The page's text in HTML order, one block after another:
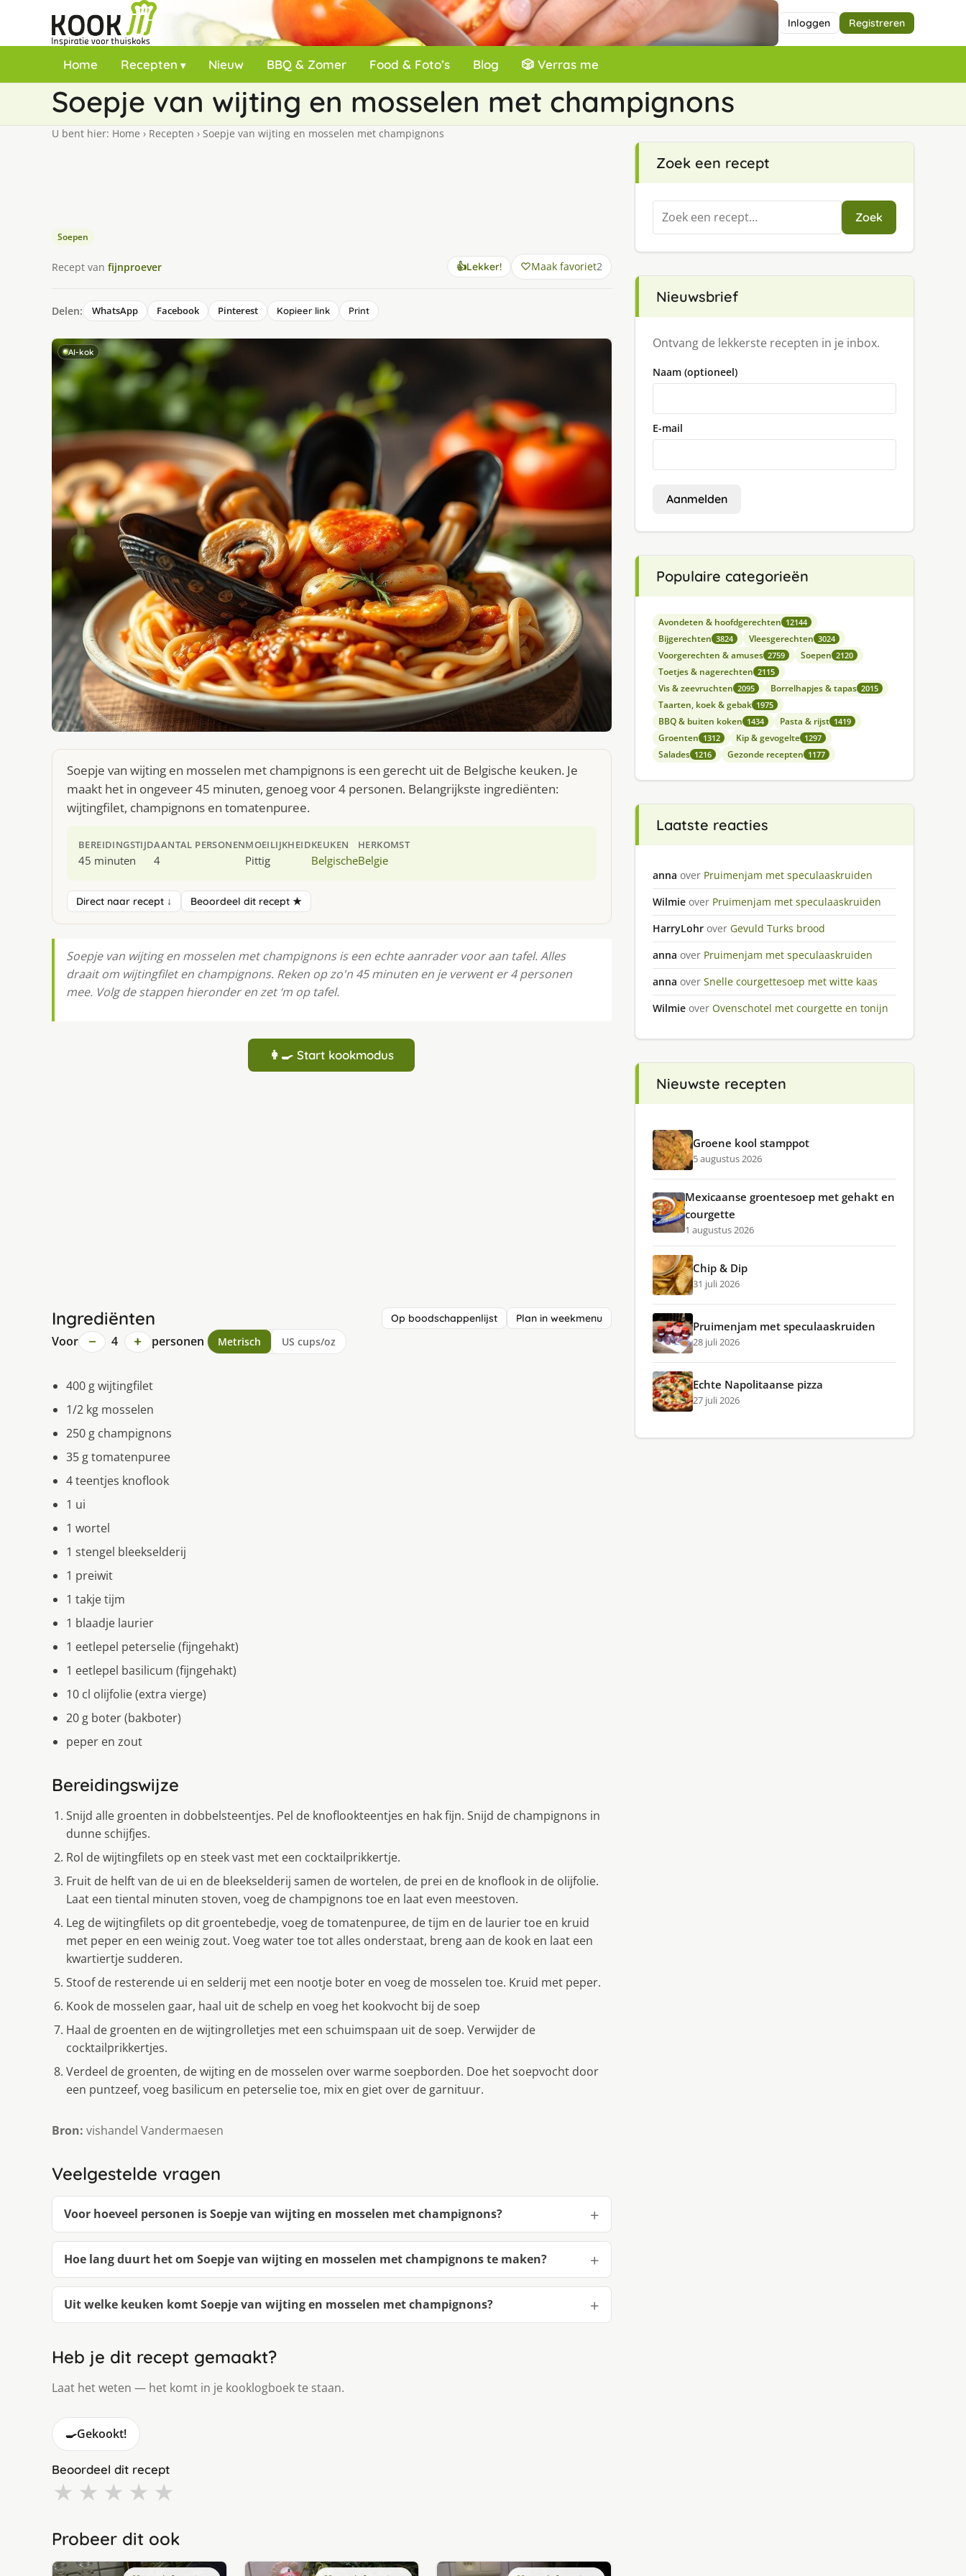
Inloggen Registreren
Home Recepten Nieuw BBQ & Zomer Food & Foto’s Blog 🎲 Verras me
Soepje van wijting en mosselen met champignons
U bent hier: Home › Recepten › Soepje van wijting en mosselen met champignons
Soepen
Recept van fijnproever 👍Lekker! Maak favoriet2
Delen: WhatsApp Facebook Pinterest Kopieer link Print
AI-kok
Soepje van wijting en mosselen met champignons is een gerecht uit de Belgische keuken. Je
maakt het in ongeveer 45 minuten, genoeg voor 4 personen. Belangrijkste ingrediënten:
wijtingfilet, champignons en tomatenpuree.
BEREIDINGSTIJD
45 minuten
AANTAL PERSONEN
4
MOEILIJKHEID
Pittig
KEUKEN
Belgische
HERKOMST
Belgie
Direct naar recept ↓ Beoordeel dit recept ★
Soepje van wijting en mosselen met champignons is een echte aanrader voor aan tafel. Alles
draait om wijtingfilet en champignons. Reken op zo'n 45 minuten en je verwent er 4 personen
mee. Volg de stappen hieronder en zet ‘m op tafel.
👩‍🍳 Start kookmodus
Ingrediënten Op boodschappenlijst Plan in weekmenu
Voor − 4 + personen Metrisch US cups/oz
400 g wijtingfilet
1/2 kg mosselen
250 g champignons
35 g tomatenpuree
4 teentjes knoflook
1 ui
1 wortel
1 stengel bleekselderij
1 preiwit
1 takje tijm
1 blaadje laurier
1 eetlepel peterselie (fijngehakt)
1 eetlepel basilicum (fijngehakt)
10 cl olijfolie (extra vierge)
20 g boter (bakboter)
peper en zout
Bereidingswijze
Snijd alle groenten in dobbelsteentjes. Pel de knoflookteentjes en hak fijn. Snijd de champignons in
dunne schijfjes.
Rol de wijtingfilets op en steek vast met een cocktailprikkertje.
Fruit de helft van de ui en de bleekselderij samen de wortelen, de prei en de knoflook in de olijfolie.
Laat een tiental minuten stoven, voeg de champignons toe en laat even meestoven.
Leg de wijtingfilets op dit groentebedje, voeg de tomatenpuree, de tijm en de laurier toe en kruid
met peper en een weinig zout. Voeg water toe tot alles onderstaat, breng aan de kook en laat een
kwartiertje sudderen.
Stoof de resterende ui en selderij met een nootje boter en voeg de mosselen toe. Kruid met peper.
Kook de mosselen gaar, haal uit de schelp en voeg het kookvocht bij de soep
Haal de groenten en de wijtingrolletjes met een schuimspaan uit de soep. Verwijder de
cocktailprikkertjes.
Verdeel de groenten, de wijting en de mosselen over warme soepborden. Doe het soepvocht door
een puntzeef, voeg basilicum en peterselie toe, mix en giet over de garnituur.
Bron: vishandel Vandermaesen
Veelgestelde vragen
Voor hoeveel personen is Soepje van wijting en mosselen met champignons?
Hoe lang duurt het om Soepje van wijting en mosselen met champignons te maken?
Uit welke keuken komt Soepje van wijting en mosselen met champignons?
Heb je dit recept gemaakt?
Laat het weten — het komt in je kooklogboek te staan.
🍳Gekookt!
Beoordeel dit recept
★ ★ ★ ★ ★
Probeer dit ook
Zoek een recept
Zoeken
naar:
Zoek
Nieuwsbrief
Ontvang de lekkerste recepten in je inbox.
Naam (optioneel)
E-mail
Aanmelden
Populaire categorieën
Avondeten & hoofdgerechten 12144
Bijgerechten 3824 Vleesgerechten 3024
Voorgerechten & amuses 2759 Soepen 2120
Toetjes & nagerechten 2115
Vis & zeevruchten 2095 Borrelhapjes & tapas 2015
Taarten, koek & gebak 1975
BBQ & buiten koken 1434 Pasta & rijst 1419
Groenten 1312 Kip & gevogelte 1297
Salades 1216 Gezonde recepten 1177
Laatste reacties
anna over Pruimenjam met speculaaskruiden
Wilmie over Pruimenjam met speculaaskruiden
HarryLohr over Gevuld Turks brood
anna over Pruimenjam met speculaaskruiden
anna over Snelle courgettesoep met witte kaas
Wilmie over Ovenschotel met courgette en tonijn
Nieuwste recepten
Groene kool stamppot
5 augustus 2026
Mexicaanse groentesoep met gehakt en
courgette
1 augustus 2026
Chip & Dip
31 juli 2026
Pruimenjam met speculaaskruiden
28 juli 2026
Echte Napolitaanse pizza
27 juli 2026